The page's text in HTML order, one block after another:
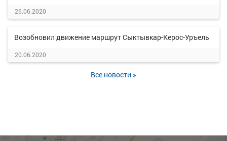
26.06.2020
Возобновил движение маршрут Сыктывкар-Керос-Уръель
20.06.2020
Все новости »